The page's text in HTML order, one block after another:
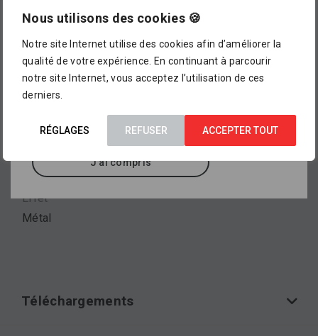
Nous utilisons des cookies 🍪
Notre site Internet utilise des cookies afin d’améliorer la
qualité de votre expérience. En continuant à parcourir
notre site Internet, vous acceptez l’utilisation de ces
derniers.
RÉGLAGES REFUSER ACCEPTER TOUT
Type de produit
Standard
Couleurs disponibles
Effet
Métal
Téléchargements
magasin !
L’assortiment proposé dans notre catalogue en
ligne ne représente pour le moment qu’un petit
aperçu de ce que vous pourrez trouver dans
nos points de vente
milliers d’autres références.
J'ai compris